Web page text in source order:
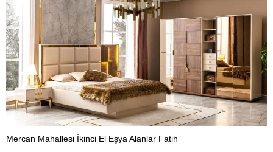
Mercan Mahallesi İkinci El Eşya Alanlar Fatih